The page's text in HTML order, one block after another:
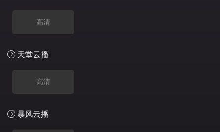
高清
天堂云播
高清
暴风云播